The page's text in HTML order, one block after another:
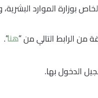
بوزارة الموارد
من الرابط التالي من “هنا“.
الدخول بها.